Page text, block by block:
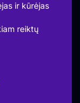
ir kūrėjas
reiktų